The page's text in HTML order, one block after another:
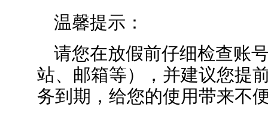
温馨提示：
请您在放假前仔细检查账
站、邮箱等），并建议您提
务到期，给您的使用带来不